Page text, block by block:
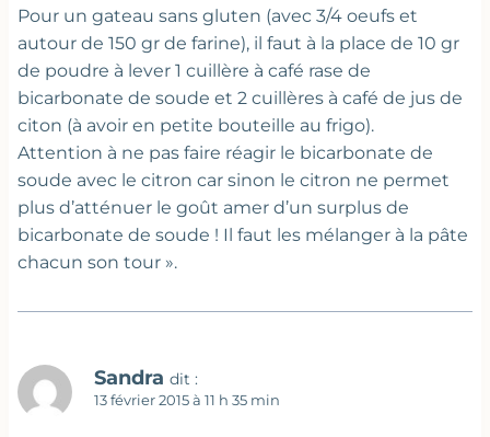
Pour un gateau sans gluten (avec 3/4 oeufs et
autour de 150 gr de farine), il faut à la place de 10 gr
de poudre à lever 1 cuillère à café rase de
bicarbonate de soude et 2 cuillères à café de jus de
citon (à avoir en petite bouteille au frigo).
Attention à ne pas faire réagir le bicarbonate de
soude avec le citron car sinon le citron ne permet
plus d’atténuer le goût amer d’un surplus de
bicarbonate de soude ! Il faut les mélanger à la pâte
chacun son tour ».
Sandra dit :
13 février 2015 à 11 h 35 min